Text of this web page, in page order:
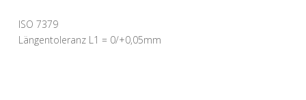
ISO 7379
Längentoleranz L1 = 0/+0,05mm